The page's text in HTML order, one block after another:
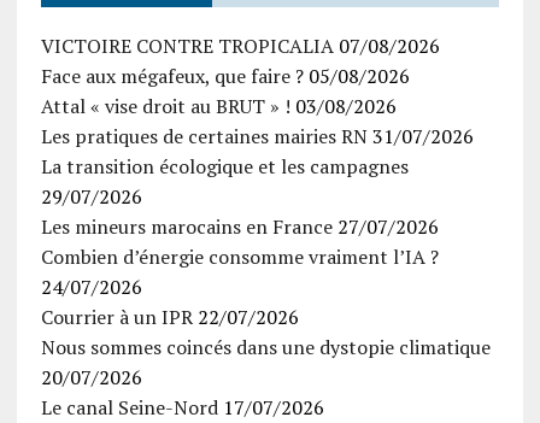
VICTOIRE CONTRE TROPICALIA 07/08/2026
Face aux mégafeux, que faire ? 05/08/2026
Attal « vise droit au BRUT » ! 03/08/2026
Les pratiques de certaines mairies RN 31/07/2026
La transition écologique et les campagnes
29/07/2026
Les mineurs marocains en France 27/07/2026
Combien d’énergie consomme vraiment l’IA ?
24/07/2026
Courrier à un IPR 22/07/2026
Nous sommes coincés dans une dystopie climatique
20/07/2026
Le canal Seine-Nord 17/07/2026